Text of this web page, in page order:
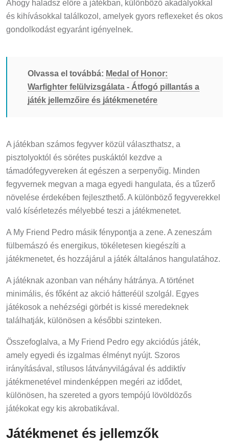
Ahogy haladsz előre a játékban, különböző akadályokkal
és kihívásokkal találkozol, amelyek gyors reflexeket és okos
gondolkodást egyaránt igényelnek.
Olvassa el továbbá: Medal of Honor:
Warfighter felülvizsgálata - Átfogó pillantás a
játék jellemzőire és játékmenetére
A játékban számos fegyver közül választhatsz, a
pisztolyoktól és sörétes puskáktól kezdve a
támadófegyvereken át egészen a serpenyőig. Minden
fegyvernek megvan a maga egyedi hangulata, és a tűzerő
növelése érdekében fejleszthető. A különböző fegyverekkel
való kísérletezés mélyebbé teszi a játékmenetet.
A My Friend Pedro másik fénypontja a zene. A zeneszám
fülbemászó és energikus, tökéletesen kiegészíti a
játékmenetet, és hozzájárul a játék általános hangulatához.
A játéknak azonban van néhány hátránya. A történet
minimális, és főként az akció hátteréül szolgál. Egyes
játékosok a nehézségi görbét is kissé meredeknek
találhatják, különösen a későbbi szinteken.
Összefoglalva, a My Friend Pedro egy akciódús játék,
amely egyedi és izgalmas élményt nyújt. Szoros
irányításával, stílusos látványvilágával és addiktív
játékmenetével mindenképpen megéri az idődet,
különösen, ha szereted a gyors tempójú lövöldözős
játékokat egy kis akrobatikával.
Játékmenet és jellemzők